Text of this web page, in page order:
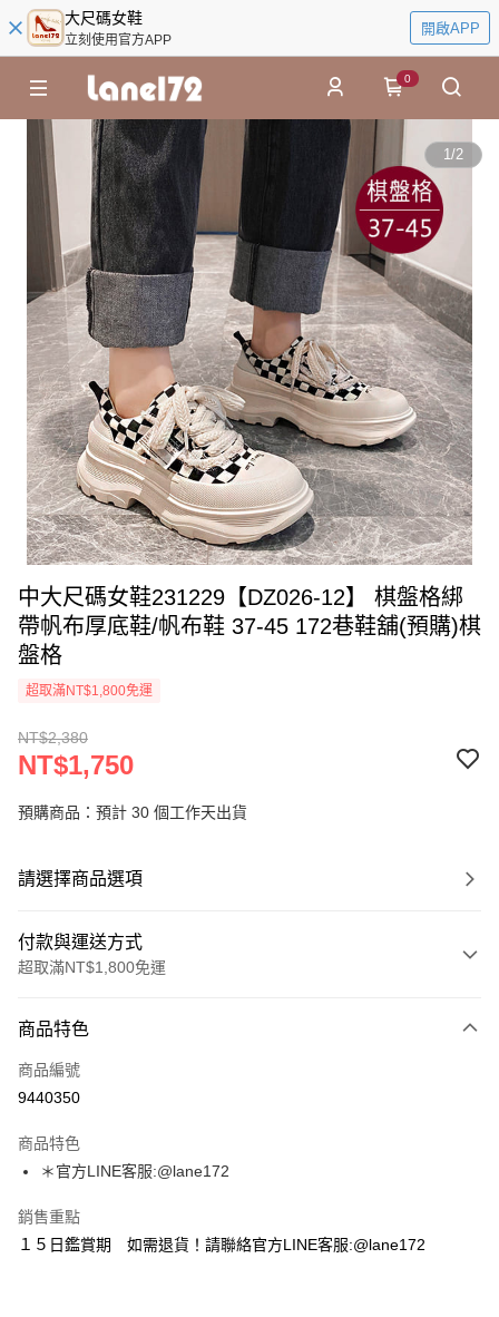
大尺碼女鞋
立刻使用官方APP
開啟APP
0
1/2
中大尺碼女鞋231229【DZ026-12】 棋盤格綁
帶帆布厚底鞋/帆布鞋 37-45 172巷鞋舖(預購)棋
盤格
超取滿NT$1,800免運
NT$2,380
NT$1,750
預購商品：預計 30 個工作天出貨
請選擇商品選項
付款與運送方式
超取滿NT$1,800免運
信用卡一次付款
超商取貨付款
Apple Pay
街口支付
悠遊付
商品特色
商品編號
9440350
商品特色
＊官方LINE客服:@lane172
銷售重點
１５日鑑賞期 如需退貨！請聯絡官方LINE客服:@lane172